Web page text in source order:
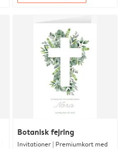
Botanisk fejring
Invitationer | Premiumkort med